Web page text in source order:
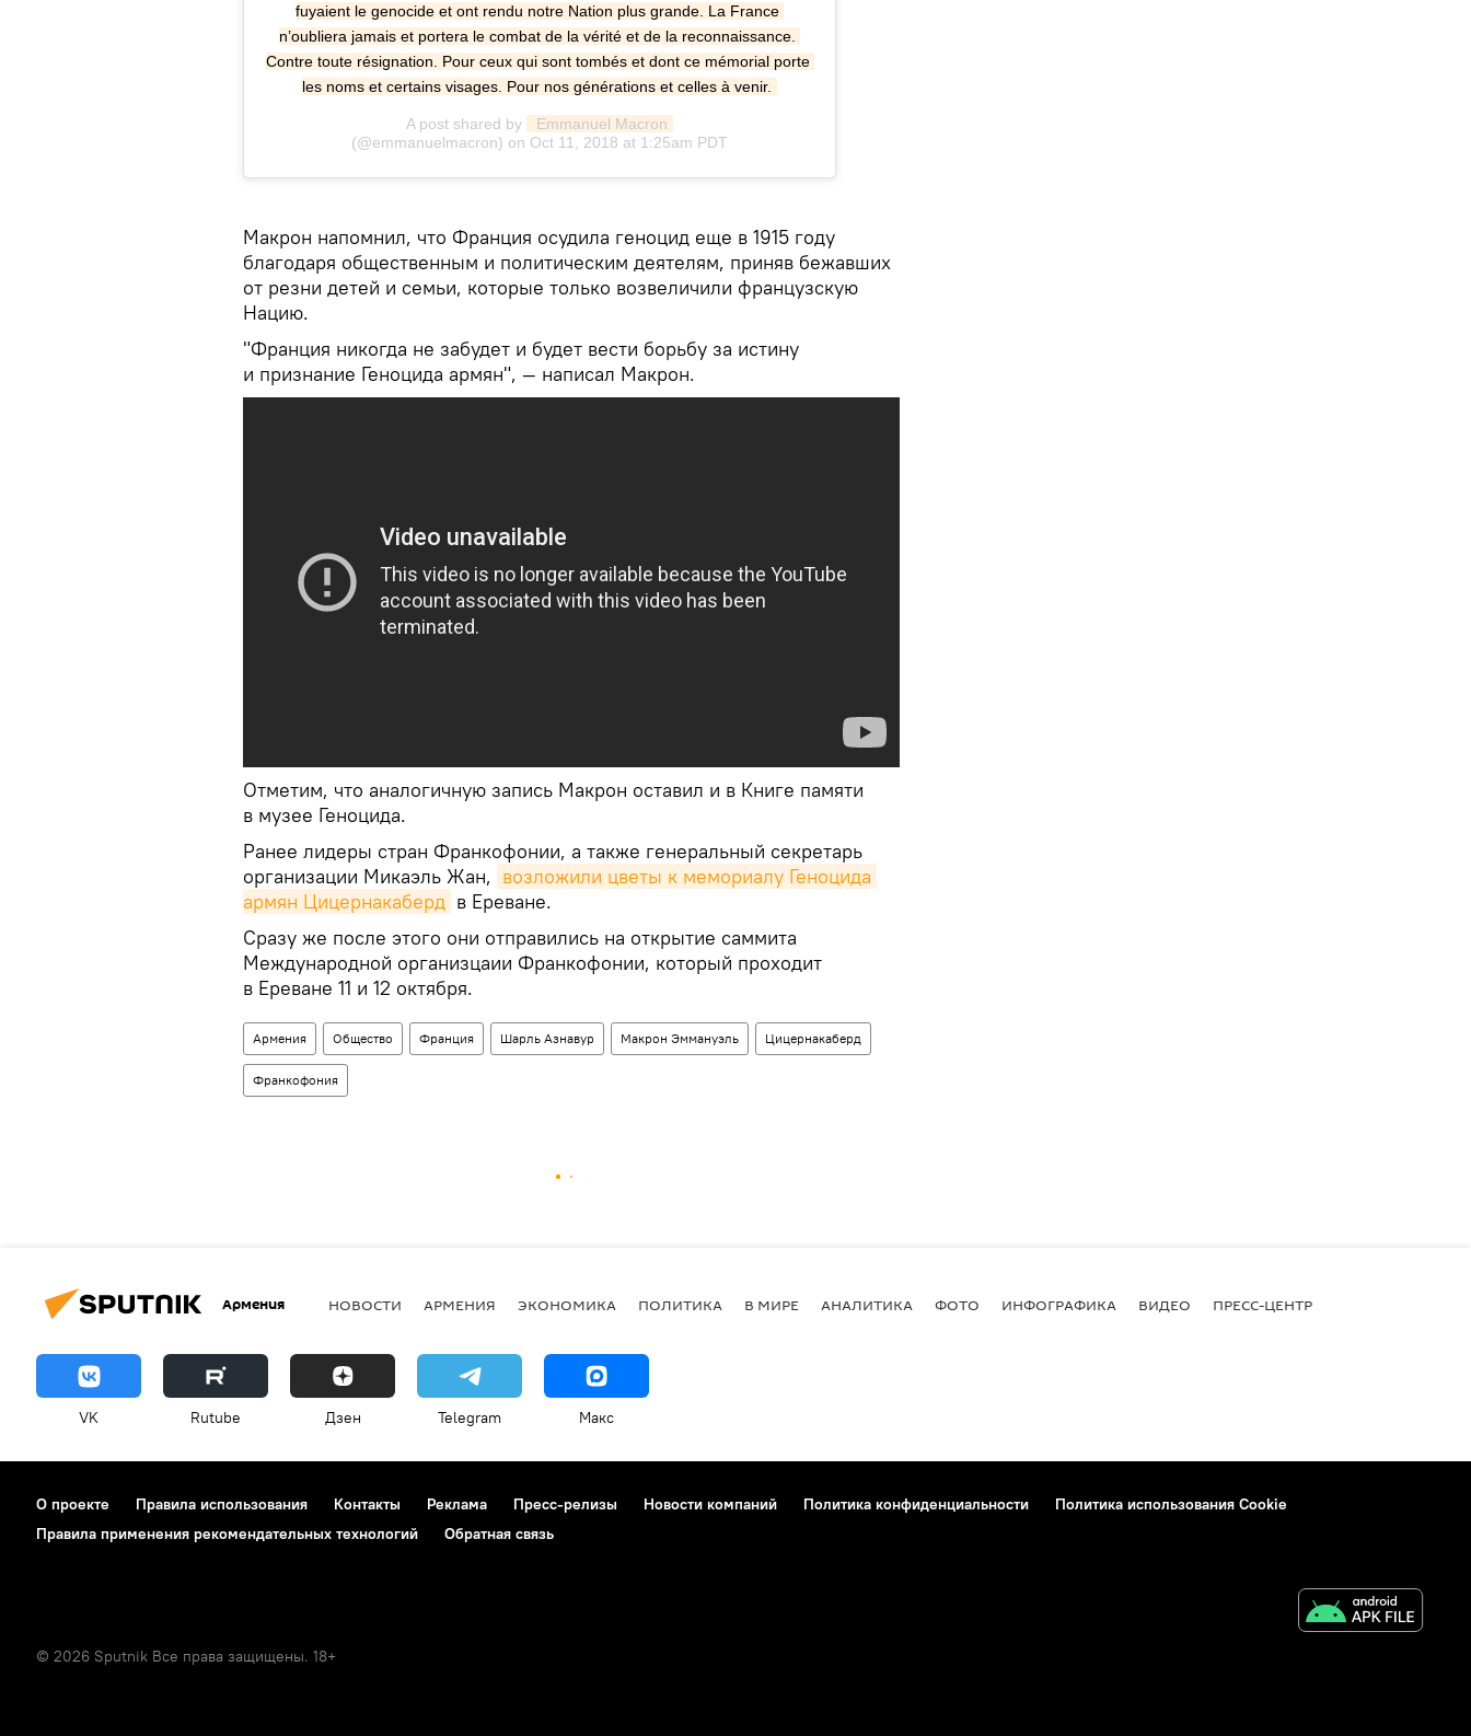
fuyaient le genocide et ont rendu notre Nation plus grande. La France
n’oubliera jamais et portera le combat de la vérité et de la reconnaissance.
Contre toute résignation. Pour ceux qui sont tombés et dont ce mémorial porte
les noms et certains visages. Pour nos générations et celles à venir.
A post shared by
Emmanuel Macron
(@emmanuelmacron) on Oct 11, 2018 at 1:25am PDT
Макрон напомнил, что Франция осудила геноцид еще в 1915 году
благодаря общественным и политическим деятелям, приняв бежавших
от резни детей и семьи, которые только возвеличили французскую
Нацию.
"Франция никогда не забудет и будет вести борьбу за истину
и признание Геноцида армян", — написал Макрон.
Отметим, что аналогичную запись Макрон оставил и в Книге памяти
в музее Геноцида.
Ранее лидеры стран Франкофонии, а также генеральный секретарь
организации Микаэль Жан, возложили цветы к мемориалу Геноцида
армян Цицернакаберд в Ереване.
Сразу же после этого они отправились на открытие саммита
Международной организцаии Франкофонии, который проходит
в Ереване 11 и 12 октября.
Армения Общество Франция Шарль Азнавур Макрон Эммануэль Цицернакаберд
Франкофония
Армения НОВОСТИ АРМЕНИЯ ЭКОНОМИКА ПОЛИТИКА В МИРЕ АНАЛИТИКА ФОТО ИНФОГРАФИКА ВИДЕО ПРЕСС-ЦЕНТР
VK Rutube Дзен Telegram Макс
О проекте Правила использования Контакты Реклама Пресс-релизы Новости компаний Политика конфиденциальности
Политика использования Cookie
Правила применения рекомендательных технологий
Обратная связь
© 2026 Sputnik Все права защищены. 18+